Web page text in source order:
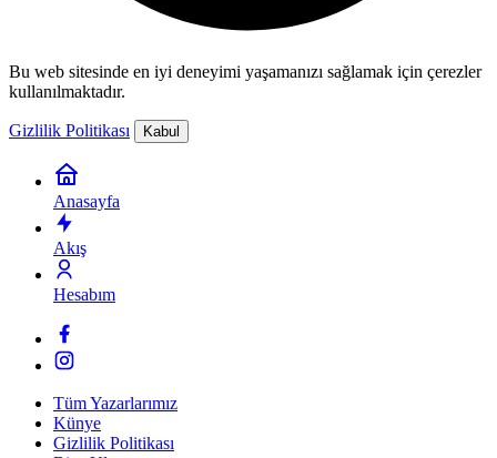
Bu web sitesinde en iyi deneyimi yaşamanızı sağlamak için çerezler
kullanılmaktadır.
Gizlilik Politikası Kabul
Anasayfa
Akış
Hesabım
Tüm Yazarlarımız
Künye
Gizlilik Politikası